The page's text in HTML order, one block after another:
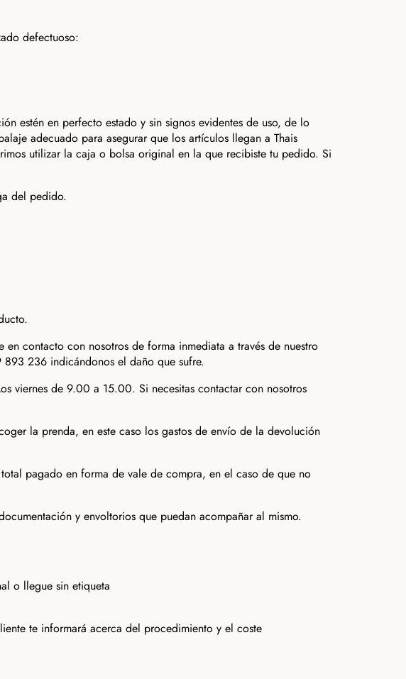
defectuoso:
estén en perfecto estado y sin signos evidentes de uso, de lo
adecuado para asegurar que los artículos llegan a Thais
utilizar la caja o bolsa original en la que recibiste tu pedido. Si
del pedido.
contacto con nosotros de forma inmediata a través de nuestro
236 indicándonos el daño que sufre.
viernes de 9.00 a 15.00. Si necesitas contactar con nosotros
la prenda, en este caso los gastos de envío de la devolución
pagado en forma de vale de compra, en el caso de que no
y envoltorios que puedan acompañar al mismo.
o llegue sin etiqueta
te informará acerca del procedimiento y el coste